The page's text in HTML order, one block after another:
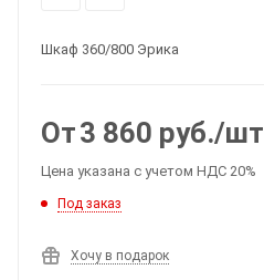
Шкаф 360/800 Эрика
От3 860 руб./шт
Цена указана с учетом НДС 20%
Под заказ
Хочу в подарок